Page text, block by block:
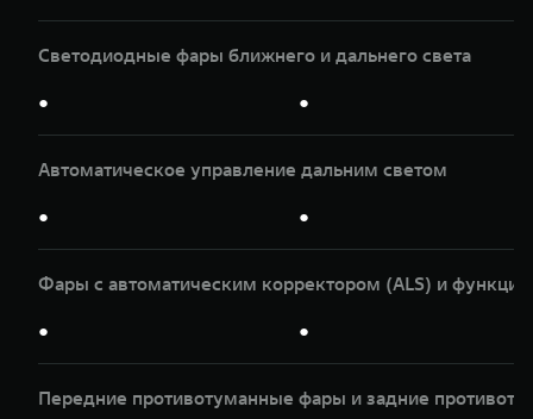
Светодиодные фары ближнего и дальнего света
● ●
Автоматическое управление дальним светом
● ●
Фары с автоматическим корректором (ALS) и
● ●
Передние противотуманные фары и задние